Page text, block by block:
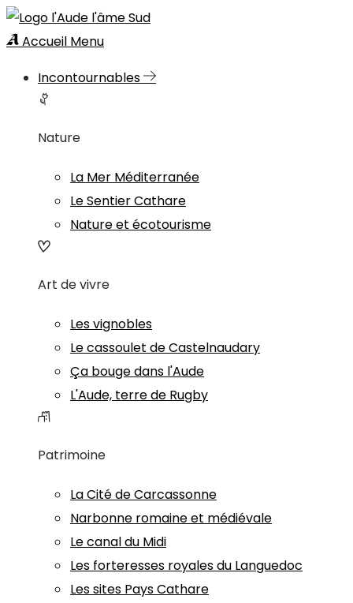
Accueil Menu
Incontournables
Nature
La Mer Méditerranée
Le Sentier Cathare
Nature et écotourisme
Art de vivre
Les vignobles
Le cassoulet de Castelnaudary
Ça bouge dans l'Aude
L'Aude, terre de Rugby
Patrimoine
La Cité de Carcassonne
Narbonne romaine et médiévale
Le canal du Midi
Les forteresses royales du Languedoc
Les sites Pays Cathare